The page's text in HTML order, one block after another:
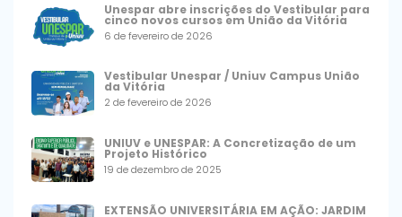
Unespar abre inscrições do Vestibular para
cinco novos cursos em União da Vitória
6 de fevereiro de 2026
Vestibular Unespar / Uniuv Campus União
da Vitória
2 de fevereiro de 2026
UNIUV e UNESPAR: A Concretização de um
Projeto Histórico
19 de dezembro de 2025
EXTENSÃO UNIVERSITÁRIA EM AÇÃO: JARDIM